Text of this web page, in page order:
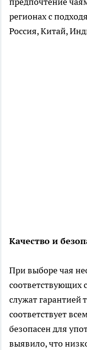
регионах с
Россия, Китай,
Качество и
При выборе чая
соответствующих
служат гарантией
соответствует
безопасен для
выявило, что